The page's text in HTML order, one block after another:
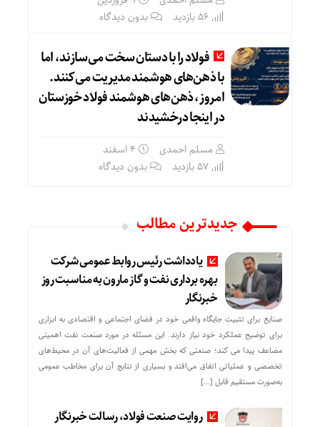
بدون دیدگاه
فولاد را با دستان سخت می‌سازند، اما
با ذهن‌های هوشمند مدیریت می‌کنند.
امروز، ذهن‌های هوشمند فولاد خوزستان
در اینجا درخشیدند
مسلم احمدی
۴ اسفند
بدون دیدگاه
جدیدترین مطالب
یادداشت رئیس روابط عمومی شرکت
بهره برداری نفت و گاز مارون به مناسبت روز
خبرنگار
صنایع برای تثبیت جایگاه واقعی خود در فضای اجتماعی و اقتصادی به ابزاری
برای توضیح عملکرد خود نیاز دارند. این مسئله در مورد صنعت نفت اهمیتی
مضاعف پیدا می کند؛ صنعتی که بخش مهمی از فعالیت‌های آن در محیط‌های
تخصصی و عملیاتی اتفاق می‌افتد و بسیاری از نتایج آن برای مخاطب عمومی
به‌صورت مستقیم قابل […]
روایت صنعت فولاد،‌ رسالت خبرنگار